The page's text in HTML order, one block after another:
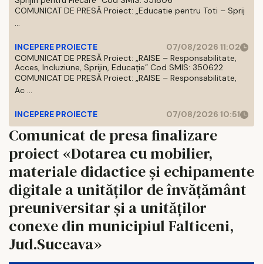
COMUNICAT DE PRESĂ Proiect: „Educatie pentru Toti – Sprij
...
INCEPERE PROIECTE
07/08/2026 11:02
COMUNICAT DE PRESĂ Proiect: „RAISE – Responsabilitate,
Acces, Incluziune, Sprijin, Educație” Cod SMIS: 350622
COMUNICAT DE PRESĂ Proiect: „RAISE – Responsabilitate,
Ac ...
INCEPERE PROIECTE 07/08/2026 10:51
Comunicat de presa finalizare
proiect «Dotarea cu mobilier,
materiale didactice și echipamente
digitale a unităților de învățământ
preuniversitar și a unităților
conexe din municipiul Falticeni,
Jud.Suceava»